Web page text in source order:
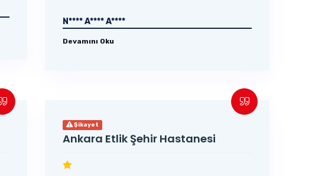
N**** A**** A****
Devamını Oku
Şikayet
Ankara Etlik Şehir Hastanesi